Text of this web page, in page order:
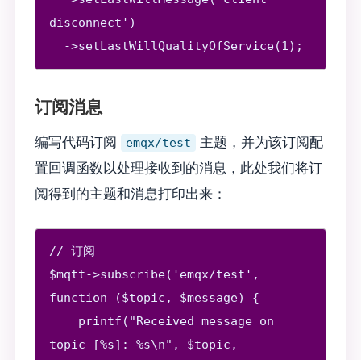
disconnect')
订阅消息
编写代码订阅 emqx/test
主题，并为该订阅配
置回调函数以处理接收到的消息，此处我们将订
阅得到的主题和消息打印出来：
// 订阅
$mqtt->subscribe('emqx/test',
function ($topic, $message) {
topic [%s]: %s\n", $topic,